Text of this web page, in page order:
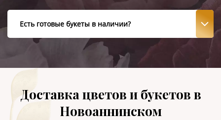
Есть готовые букеты в наличии?
Доставка цветов и букетов в
Новоаннинском